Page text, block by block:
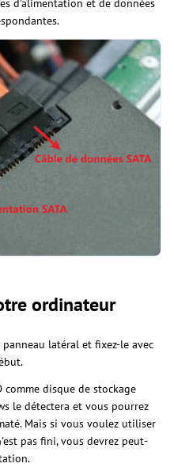
d’alimentation et de données
ordinateur
latéral et fixez-le avec
comme disque de stockage
le détectera et vous pourrez
Mais si vous voulez utiliser
pas fini, vous devrez peut-